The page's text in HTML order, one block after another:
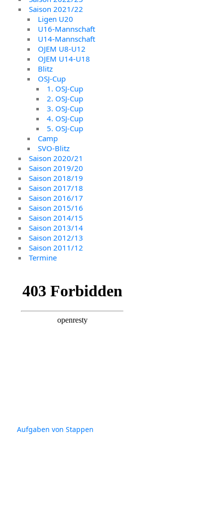
Saison 2021/22
Ligen U20
U16-Mannschaft
U14-Mannschaft
OJEM U8-U12
OJEM U14-U18
Blitz
OSJ-Cup
1. OSJ-Cup
2. OSJ-Cup
3. OSJ-Cup
4. OSJ-Cup
5. OSJ-Cup
Camp
SVO-Blitz
Saison 2020/21
Saison 2019/20
Saison 2018/19
Saison 2017/18
Saison 2016/17
Saison 2015/16
Saison 2014/15
Saison 2013/14
Saison 2012/13
Saison 2011/12
Termine
Aufgaben von Stappen